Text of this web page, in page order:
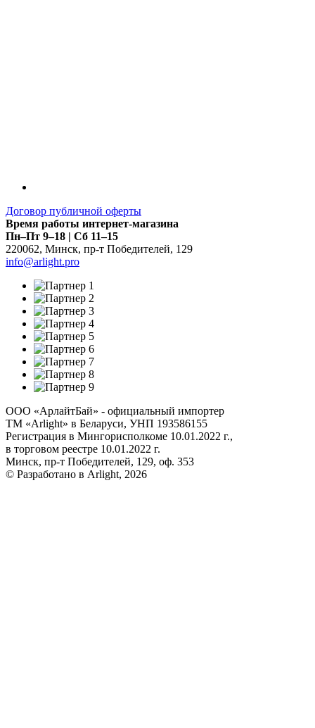
Договор публичной оферты
Время работы интернет-магазина
Пн–Пт 9–18 | Сб 11–15
220062, Минск, пр-т Победителей, 129
info@arlight.pro
ООО «АрлайтБай» - официальный импортер
ТМ «Arlight» в Беларуси, УНП 193586155
Регистрация в Мингорисполкоме 10.01.2022 г.,
в торговом реестре 10.01.2022 г.
Минск, пр-т Победителей, 129, оф. 353
© Разработано в Arlight, 2026